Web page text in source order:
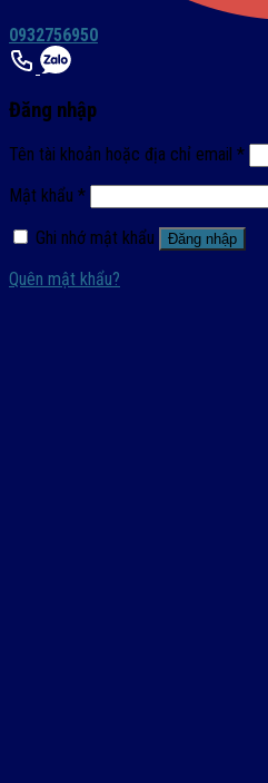
0932756950
Đăng nhập
Tên tài khoản hoặc địa chỉ email *
Mật khẩu *
Ghi nhớ mật khẩu
Đăng nhập
Quên mật khẩu?